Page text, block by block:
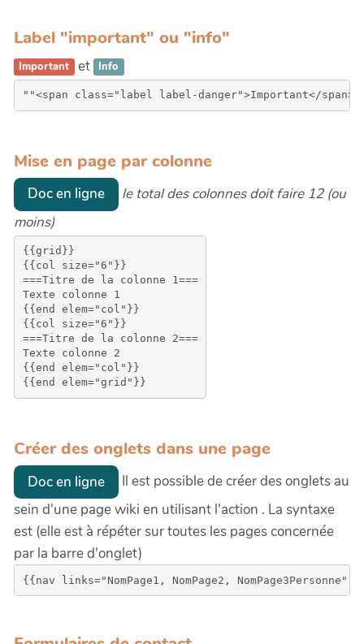
Label "important" ou "info"
Important et Info
Mise en page par colonne
Doc en ligne
le total des colonnes doit faire 12 (ou
moins)
{{grid}}
{{col size="6"}}
===Titre de la colonne 1===
Texte colonne 1
{{end elem="col"}}
{{col size="6"}}
===Titre de la colonne 2===
Texte colonne 2
{{end elem="col"}}
Créer des onglets dans une page
Doc en ligne
Il est possible de créer des onglets au
sein d'une page wiki en utilisant l'action . La syntaxe
est (elle est à répéter sur toutes les pages concernée
par la barre d'onglet)
{{nav links="NomPage1, NomPage2,